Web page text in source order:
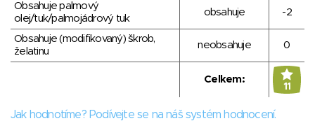
Obsahuje palmový
olej/tuk/palmojádrový tuk
obsahuje -2
Obsahuje (modifikovaný) škrob,
želatinu
neobsahuje 0
Celkem:
11
Jak hodnotíme? Podívejte se na náš systém hodnocení.